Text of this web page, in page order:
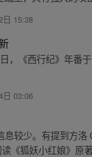
日 15:38
，《西行纪》年番
日 03:06
息较少。有提到方
《狐妖小红娘》原